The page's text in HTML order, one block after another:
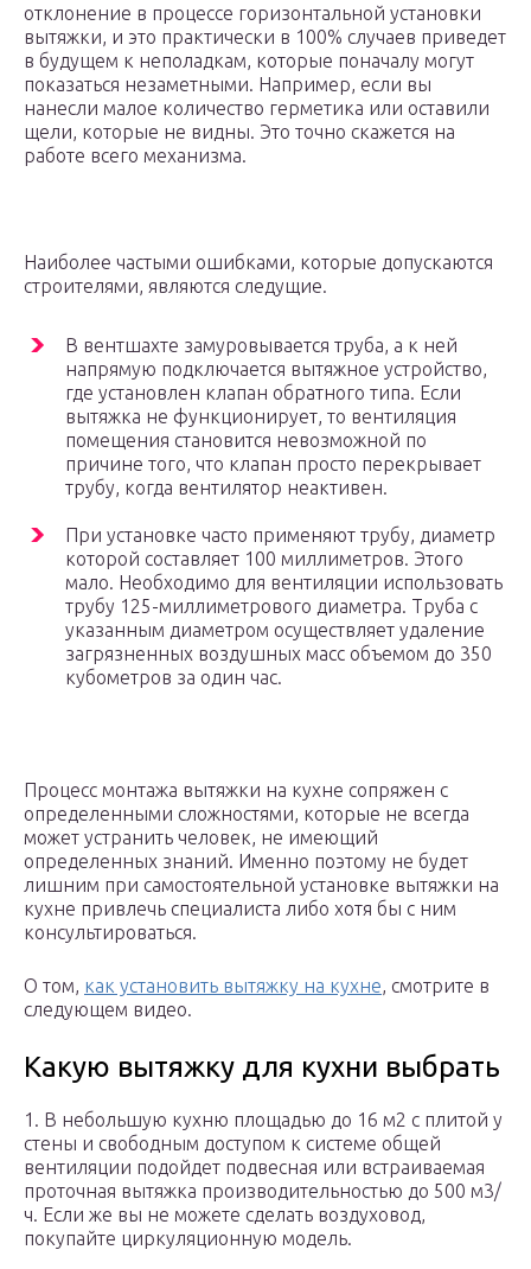
отклонение в процессе горизонтальной установки
вытяжки, и это практически в 100% случаев приведет
в будущем к неполадкам, которые поначалу могут
показаться незаметными. Например, если вы
нанесли малое количество герметика или оставили
щели, которые не видны. Это точно скажется на
работе всего механизма.
Наиболее частыми ошибками, которые допускаются
строителями, являются следущие.
В вентшахте замуровывается труба, а к ней
напрямую подключается вытяжное устройство,
где установлен клапан обратного типа. Если
вытяжка не функционирует, то вентиляция
помещения становится невозможной по
причине того, что клапан просто перекрывает
трубу, когда вентилятор неактивен.
При установке часто применяют трубу, диаметр
которой составляет 100 миллиметров. Этого
мало. Необходимо для вентиляции использовать
трубу 125-миллиметрового диаметра. Труба с
указанным диаметром осуществляет удаление
загрязненных воздушных масс объемом до 350
кубометров за один час.
Процесс монтажа вытяжки на кухне сопряжен с
определенными сложностями, которые не всегда
может устранить человек, не имеющий
определенных знаний. Именно поэтому не будет
лишним при самостоятельной установке вытяжки на
кухне привлечь специалиста либо хотя бы с ним
консультироваться.
О том, как установить вытяжку на кухне, смотрите в
следующем видео.
Какую вытяжку для кухни выбрать
1. В небольшую кухню площадью до 16 м2 с плитой у
стены и свободным доступом к системе общей
вентиляции подойдет подвесная или встраиваемая
проточная вытяжка производительностью до 500 м3/
ч. Если же вы не можете сделать воздуховод,
покупайте циркуляционную модель.